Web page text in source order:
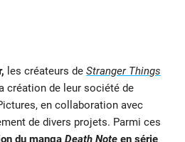
les créateurs de Stranger Things
création de leur société de
en collaboration avec
de divers projets. Parmi ces
du manga Death Note en série